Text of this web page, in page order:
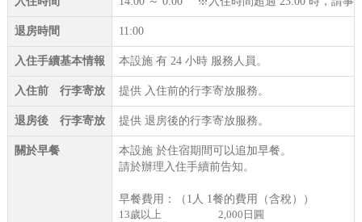
退房時間 11:00
入住手續基本情報 本設施 有 24 小時 服務人員。
入住前 行李寄放 提供 入住前的行李寄放服務。
退房後 行李寄放 提供 退房後的行李寄放服務。
關於早餐
本設施 於住宿期間可以追加早餐。
請於辦理入住手續前告知。
早餐費用：（1人 1餐的費用（含稅））
13歲以上
2,000日圓